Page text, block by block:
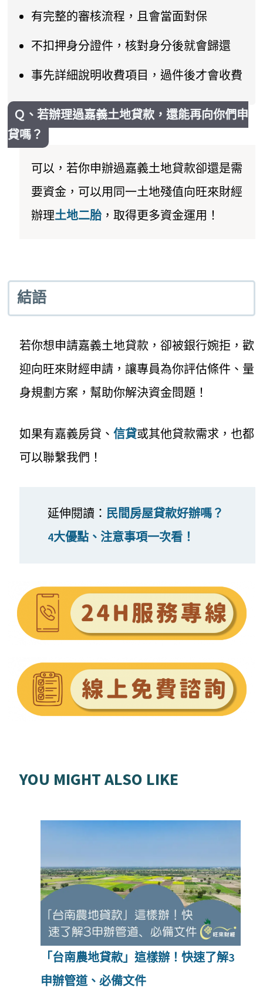
有完整的審核流程，且會當面對保
不扣押身分證件，核對身分後就會歸還
事先詳細說明收費項目，過件後才會收費
Ｑ、若辦理過嘉義土地貸款，還能再向你們申
貸嗎？
可以，若你申辦過嘉義土地貸款卻還是需
要資金，可以用同一土地殘值向旺來財經
辦理土地二胎 ，取得更多資金運用！
結語
若你想申請嘉義土地貸款，卻被銀行婉拒，歡
迎向旺來財經申請，讓專員為你評估條件、量
身規劃方案，幫助你解決資金問題！
如果有嘉義房貸、信貸或其他貸款需求，也都
可以聯繫我們！
延伸閱讀： 民間房屋貸款好辦嗎？
4大優點、注意事項一次看！
YOU MIGHT ALSO LIKE
「台南農地貸款」這樣辦！快速了解3
申辦管道、必備文件